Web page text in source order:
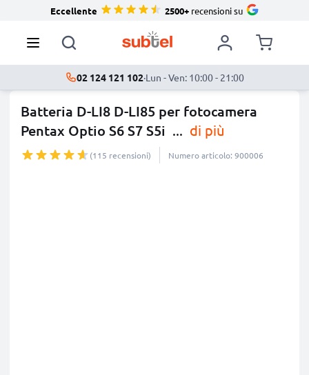
Eccellente 2500+recensioni su
02 124 121 102·Lun - Ven: 10:00 - 21:00
Batteria D-LI8 D-LI85 per fotocamera
Pentax Optio S6 S7 S5i ... di più
(115 recensioni) Numero articolo: 900006